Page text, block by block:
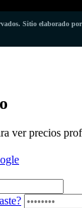
Sitio elaborado
ver precios